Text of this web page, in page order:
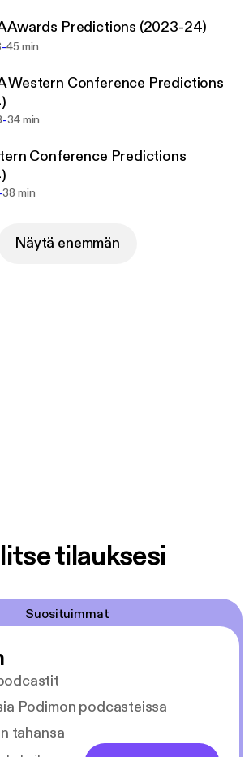
Awards Predictions (2023-24)
-45 min
Western Conference Predictions
-34 min
Conference Predictions
38 min
Näytä enemmän
tilauksesi
Suosituimmat
Podimon podcasteissa
tahansa